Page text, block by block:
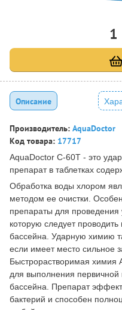
1
Описание
Производитель: AquaDoctor
Код товара: 17717
AquaDoctor C-60Т - это
препарат в таблетках
Обработка воды хлором
методом ее очистки.
препараты для проведения
которую следует проводить
бассейна. Ударную химию
если имеет место сильное
Быстрорастворимая химия
для выполнения первичной
бассейна. Препарат
бактерий и способен